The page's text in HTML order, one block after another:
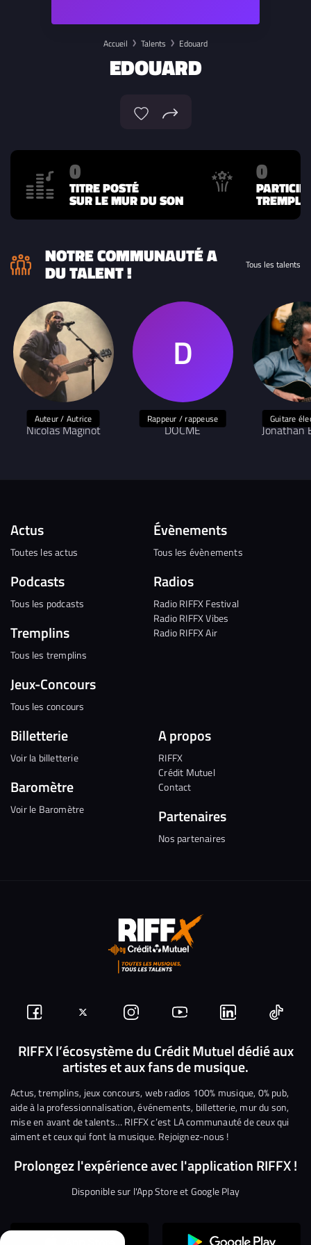
Accueil Talents Edouard
EDOUARD
0
TITRE POSTÉ
SUR LE MUR DU SON
0
NOTRE COMMUNAUTÉ A
DU TALENT ! Tous les talents
Auteur / Autrice
Nicolas Maginot
Rappeur / rappeuse
DOCME
Guitare
Jonathan
Actus
Toutes les actus
Podcasts
Tous les podcasts
Tremplins
Tous les tremplins
Jeux-Concours
Tous les concours
Évènements
Tous les évènements
Radios
Radio RIFFX Festival
Radio RIFFX Vibes
Radio RIFFX Air
Billetterie
Voir la billetterie
Baromètre
Voir le Baromètre
A propos
RIFFX
Crédit Mutuel
Contact
Partenaires
Nos partenaires
Suivez-
nous
Facebook
Suivez-
nous
sur
Twitter
Nous
rejoindre
sur
Instagram
Nous
rejoindre
sur
YouTube
Nous
rejoindre
sur
Linkedin
Nous
RIFFX l’écosystème du Crédit Mutuel dédié aux
artistes et aux fans de musique.
Actus, tremplins, jeux concours, web radios 100% musique, 0% pub,
aide à la professionnalisation, événements, billetterie, mur du son,
mise en avant de talents… RIFFX c’est LA communauté de ceux qui
aiment et ceux qui font la musique. Rejoignez-nous !
Prolongez l'expérience avec l'application RIFFX !
Disponible sur l'App Store et Google Play